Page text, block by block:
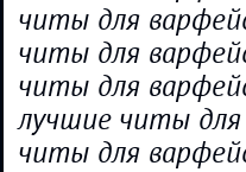
читы для
читы для
читы для
лучшие читы для
читы для